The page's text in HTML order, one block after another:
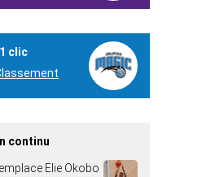
clic
continu
Elie Okobo